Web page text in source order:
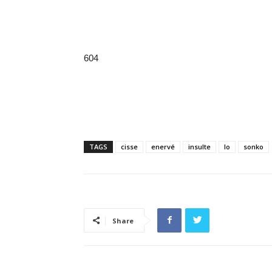
604
TAGS cisse enervé insulte lo sonko
Share